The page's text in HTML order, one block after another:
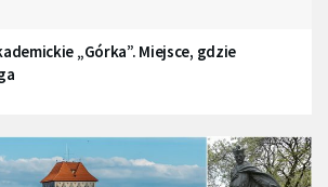
„Górka”. Miejsce, gdzie